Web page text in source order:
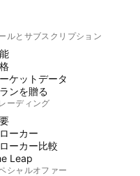
ルとサブスクリプション
ケットデータ
ンを贈る
ーディング
ーカー
ーカー比較
Leap
シャルオファー